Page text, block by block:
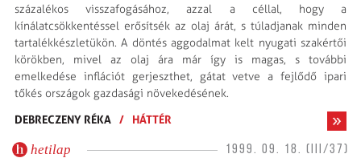
százalékos visszafogásához, azzal a céllal, hogy a
kínálatcsökkentéssel erősítsék az olaj árát, s túladjanak minden
tartalékkészletükön. A döntés aggodalmat kelt nyugati szakértői
körökben, mivel az olaj ára már így is magas, s további
emelkedése inflációt gerjeszthet, gátat vetve a fejlődő ipari
tőkés országok gazdasági növekedésének.
DEBRECZENY RÉKA / HÁTTÉR
hetilap 1999. 09. 18. (III/37)